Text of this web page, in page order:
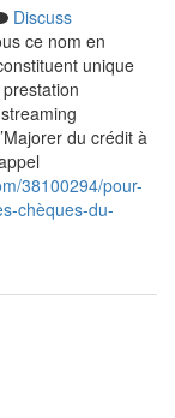
Discuss
ce nom en
unique
du crédit à
38100294/pour-
chèques-du-